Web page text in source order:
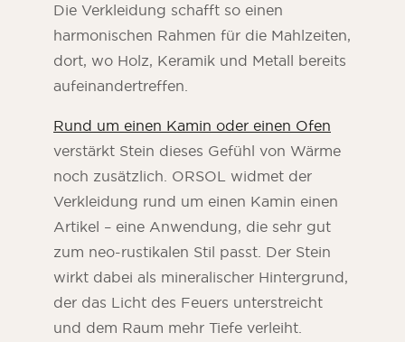
Die Verkleidung schafft so einen
harmonischen Rahmen für die Mahlzeiten,
dort, wo Holz, Keramik und Metall bereits
aufeinandertreffen.
Rund um einen Kamin oder einen Ofen
verstärkt Stein dieses Gefühl von Wärme
noch zusätzlich. ORSOL widmet der
Verkleidung rund um einen Kamin einen
Artikel – eine Anwendung, die sehr gut
zum neo-rustikalen Stil passt. Der Stein
wirkt dabei als mineralischer Hintergrund,
der das Licht des Feuers unterstreicht
und dem Raum mehr Tiefe verleiht.